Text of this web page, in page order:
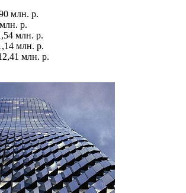
млн. р.
р.
млн. р.
млн. р.
млн. р.